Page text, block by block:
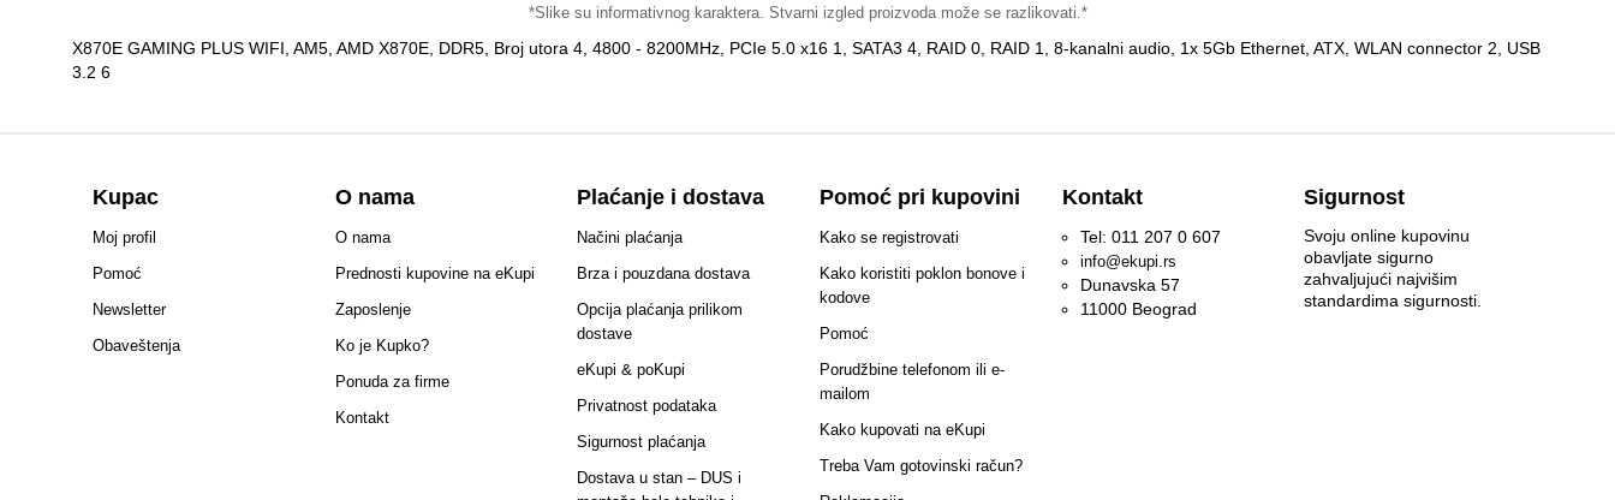
*Slike su informativnog karaktera. Stvarni izgled proizvoda može se razlikovati.*
X870E GAMING PLUS WIFI, AM5, AMD X870E, DDR5, Broj utora 4, 4800 - 8200MHz, PCIe 5.0 x16 1, SATA3 4, RAID 0, RAID 1, 8-kanalni audio, 1x 5Gb Ethernet, ATX, WLAN connector 2, USB
3.2 6
Kupac
Moj profil
Pomoć
Newsletter
Obaveštenja
O nama
O nama
Prednosti kupovine na eKupi
Zaposlenje
Ko je Kupko?
Ponuda za firme
Kontakt
Plaćanje i dostava
Načini plaćanja
Brza i pouzdana dostava
Opcija plaćanja prilikom
dostave
eKupi & poKupi
Privatnost podataka
Sigurnost plaćanja
Dostava u stan – DUS i
Pomoć pri kupovini
Kako se registrovati
Kako koristiti poklon bonove i
kodove
Pomoć
Porudžbine telefonom ili e-
mailom
Kako kupovati na eKupi
Treba Vam gotovinski račun?
Kontakt
Tel: 011 207 0 607
info@ekupi.rs
Dunavska 57
11000 Beograd
Sigurnost
Svoju online kupovinu
obavljate sigurno
zahvaljujući najvišim
standardima sigurnosti.